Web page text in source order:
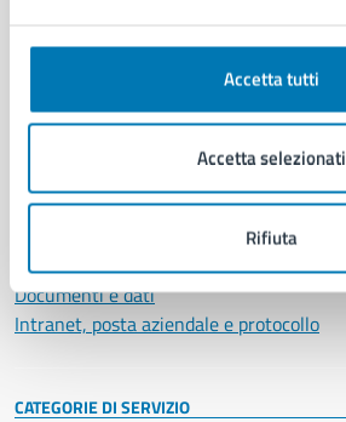
Accetta tutti
Accetta selezionati
Rifiuta
AMMINISTRAZIONE
Organi di governo
Enti e fondazioni
Personale amministrativo
Documenti e dati
Intranet, posta aziendale e protocollo
CATEGORIE DI SERVIZIO